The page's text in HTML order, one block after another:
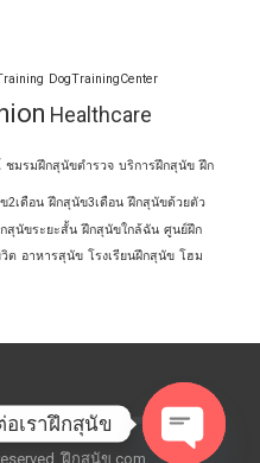
DogTrainingCenter
Healthcare
ชมรมฝึกสุนัขตำรวจ บริการฝึกสุนัข ฝึก
2เดือน ฝึกสุนัข3เดือน ฝึกสุนัขด้วยตัว
สุนัขระยะสั้น ฝึกสุนัขใกล้ฉัน ศูนย์ฝึก
ต อาหารสุนัข โรงเรียนฝึกสุนัข โฮม
ฝึกสุนัข.com
อเราฝึกสุนัข